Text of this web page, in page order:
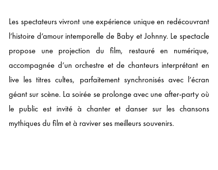
Les spectateurs vivront une expérience unique en redécouvrant
l’histoire d’amour intemporelle de Baby et Johnny. Le spectacle
propose une projection du film, restauré en numérique,
accompagnée d’un orchestre et de chanteurs interprétant en
live les titres cultes, parfaitement synchronisés avec l’écran
géant sur scène. La soirée se prolonge avec une after-party où
le public est invité à chanter et danser sur les chansons
mythiques du film et à raviver ses meilleurs souvenirs.